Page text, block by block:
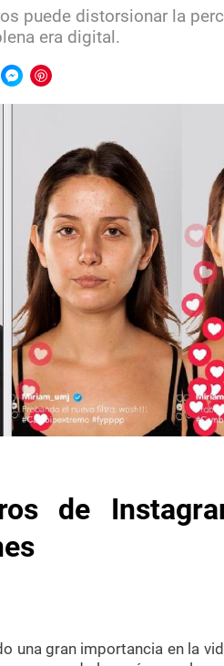
puede distorsionar la
era digital.
de
una gran importancia en la